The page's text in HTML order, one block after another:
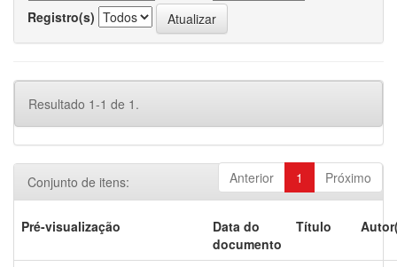
Registro(s)
Resultado 1-1 de 1.
Anterior 1 Próximo
Conjunto de itens:
Pré-visualização
Data do
documento
Título